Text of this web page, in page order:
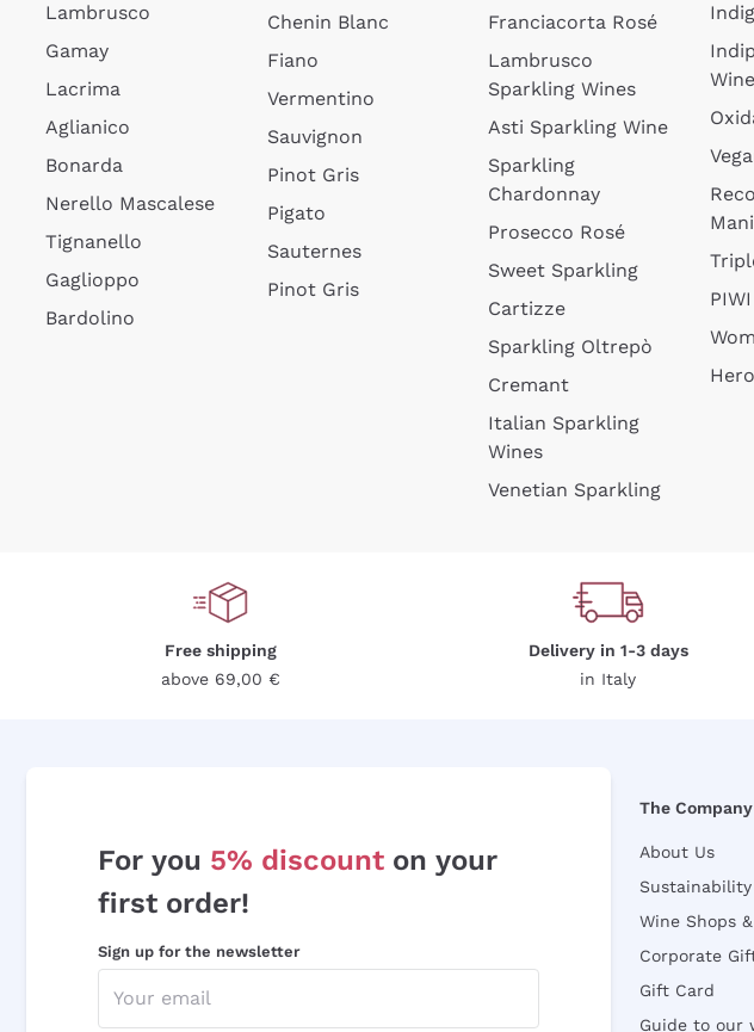
Lambrusco
Gamay
Lacrima
Aglianico
Bonarda
Nerello Mascalese
Tignanello
Gaglioppo
Bardolino
Chenin Blanc
Fiano
Vermentino
Sauvignon
Pinot Gris
Pigato
Sauternes
Pinot Gris
Franciacorta Rosé
Lambrusco
Sparkling Wines
Asti Sparkling Wine
Sparkling
Chardonnay
Prosecco Rosé
Sweet Sparkling
Cartizze
Sparkling Oltrepò
Cremant
Italian Sparkling
Wines
Venetian Sparkling
PIWI
Free shipping
above 69,00 €
Delivery in 1-3 days
in Italy
For you 5% discount on your
first order!
Sign up for the newsletter
The Company
About Us
Sustainability
Wine Shops
Corporate
Gift Card
Guide to our